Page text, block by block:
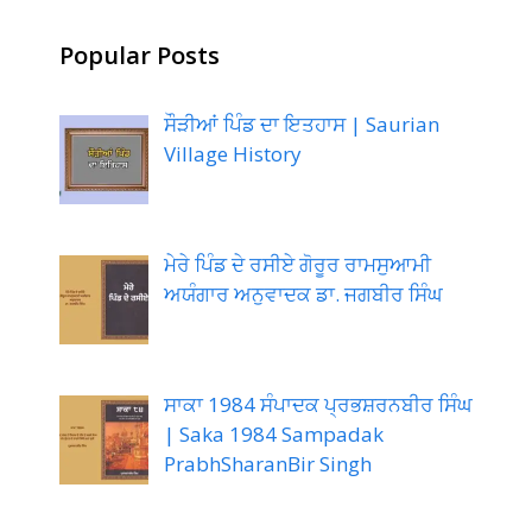
Popular Posts
ਸੌੜੀਆਂ ਪਿੰਡ ਦਾ ਇਤਹਾਸ | Saurian
Village History
ਮੇਰੇ ਪਿੰਡ ਦੇ ਰਸੀਏ ਗੋਰੂਰ ਰਾਮਸੁਆਮੀ
ਅਯੰਗਾਰ ਅਨੁਵਾਦਕ ਡਾ. ਜਗਬੀਰ ਸਿੰਘ
ਸਾਕਾ 1984 ਸੰਪਾਦਕ ਪ੍ਰਭਸ਼ਰਨਬੀਰ ਸਿੰਘ
| Saka 1984 Sampadak
PrabhSharanBir Singh